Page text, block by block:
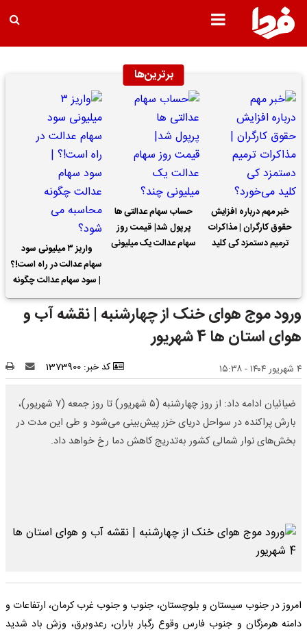
برترین‌ها
خبر مهم درباره افزایش
حقوق کارگران | مذاکرات
ترمیم دستمزد کی کلید
حساب سهام عدالتی ها
پرپول شد| قیمت روز
سهام عدالت یک میلیونی
واریز ۳ میلیونی سود
سهام عدالت در راه است!؟
| سود سهام عدالت چگونه
محاسبه می شود؟
ورود موج هوای خنک از چهارشنبه | نقشه آب و
هوای استان ها 4 شهریور
۴ شهریور ۱۴۰۴ - ۱۵:۳۸ کد خبر: 1373900
ضیائیان ادامه داد: از روز چهارشنبه (۵ شهریور) تا روز جمعه (۷ شهریور)،
بارش پراکنده در سواحل دریای خزر پیش‌بینی می‌شود و طی این مدت در
بخش‌های نوار شمالی کشور به‌تدریج کاهش دما رخ خواهد داد.
امروز در جنوب سیستان و بلوچستان، جنوب و جنوب غرب کرمان، ارتفاعات و
دامنه هرمزگان و جنوب فارس وقوع رگبار باران، رعدوبرق، وزش باد شدید